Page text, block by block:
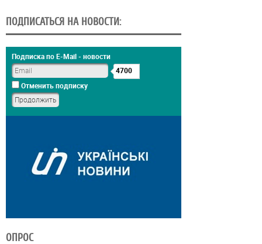
ПОДПИСАТЬСЯ НА НОВОСТИ:
Подписка по E-Mail - новости
4700
Отменить подписку
ОПРОС